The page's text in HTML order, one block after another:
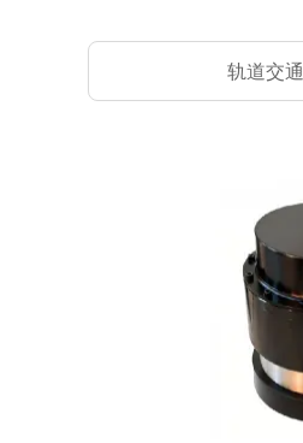
轨道交通